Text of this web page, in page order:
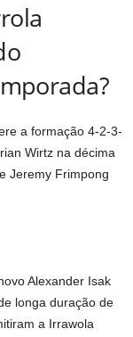
a formação 4-2-3-
Wirtz na décima
Jeremy Frimpong
Alexander Isak
longa duração de
a Irrawola